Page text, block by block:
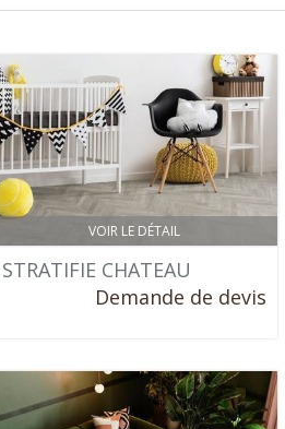
VOIR LE DÉTAIL
STRATIFIE CHATEAU
Demande de devis